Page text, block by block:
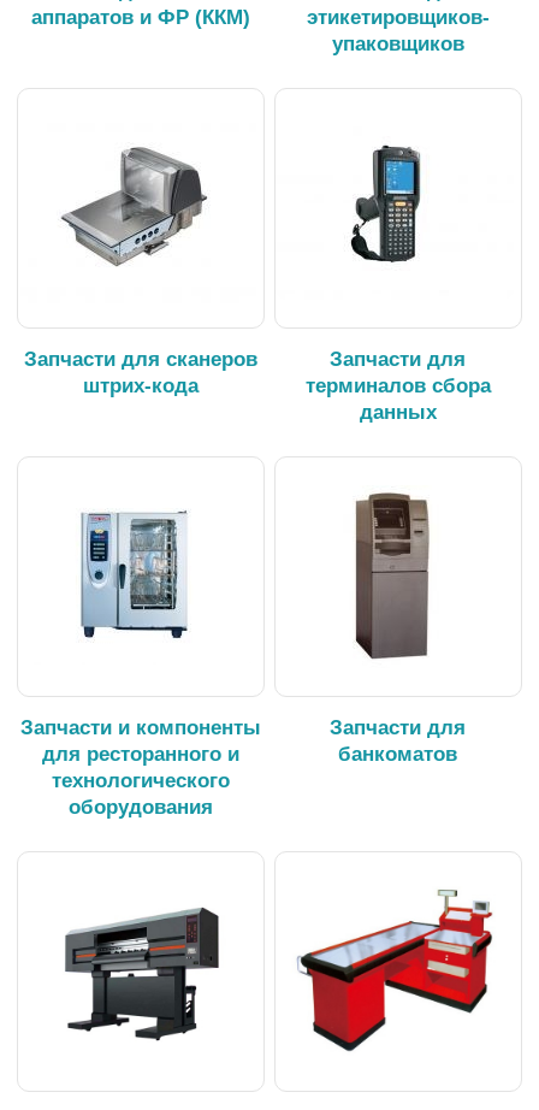
аппаратов и ФР (ККМ)
этикетировщиков-
упаковщиков
Запчасти для сканеров
штрих-кода
Запчасти для
терминалов сбора
данных
Запчасти и компоненты
для ресторанного и
технологического
оборудования
Запчасти для
банкоматов